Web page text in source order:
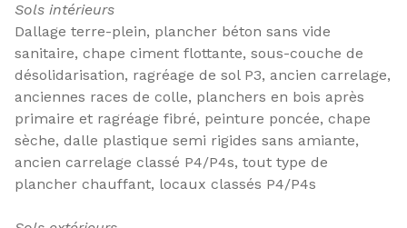
Sols intérieurs
Dallage terre-plein, plancher béton sans vide
sanitaire, chape ciment flottante, sous-couche de
désolidarisation, ragréage de sol P3, ancien carrelage,
anciennes races de colle, planchers en bois après
primaire et ragréage fibré, peinture poncée, chape
sèche, dalle plastique semi rigides sans amiante,
ancien carrelage classé P4/P4s, tout type de
plancher chauffant, locaux classés P4/P4s